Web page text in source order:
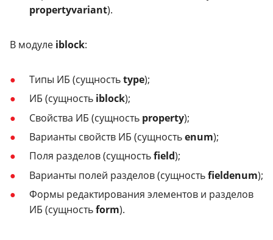
propertyvariant).
В модуле iblock:
Типы ИБ (сущностьtype);
ИБ (сущность iblock);
Свойства ИБ (сущность property);
Варианты свойств ИБ (сущностьenum);
Поля разделов (сущностьfield);
Варианты полей разделов (сущностьfieldenum);
Формы редактирования элементов и разделов
ИБ (сущностьform).